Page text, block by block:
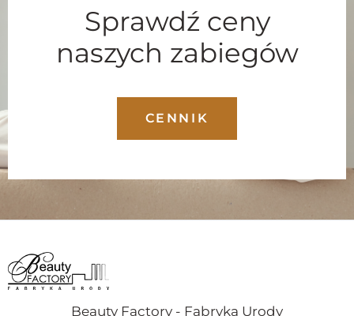
Sprawdź ceny
naszych zabiegów
CENNIK
Beauty Factory - Fabryka Urody